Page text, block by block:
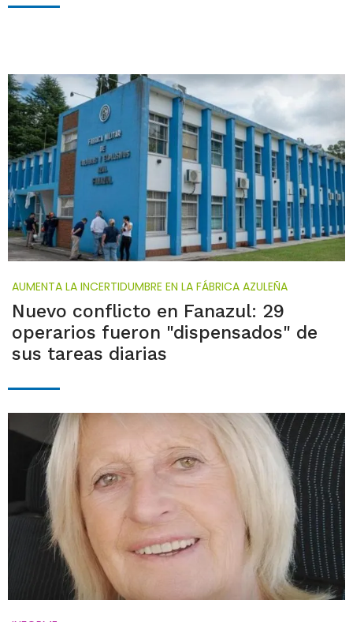
AUMENTA LA INCERTIDUMBRE EN LA FÁBRICA AZULEÑA
Nuevo conflicto en Fanazul: 29
operarios fueron "dispensados" de
sus tareas diarias